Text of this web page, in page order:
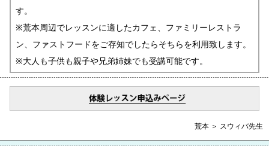
す。
※荒本周辺でレッスンに適したカフェ、ファミリーレストラ
ン、ファストフードをご存知でしたらそちらを利用致します。
※大人も子供も親子や兄弟姉妹でも受講可能です。
荒本 ＞ スウィバ先生